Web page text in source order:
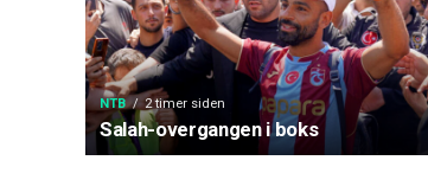
NTB 2 timer siden
Salah-overgangen i boks